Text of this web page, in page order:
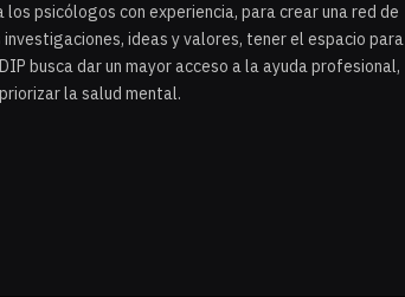
psicólogos con experiencia, para crear una red de
ideas y valores, tener el espacio para
busca dar un mayor acceso a la ayuda profesional,
la salud mental.